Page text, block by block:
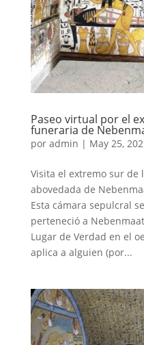
Paseo virtual por el
funeraria de
por admin | May 25,
Visita el extremo sur de
abovedada de
Esta cámara sepulcral
perteneció a
Lugar de Verdad en el
aplica a alguien (por...